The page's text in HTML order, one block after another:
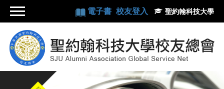
電子書 校友登入 聖約翰科技大學